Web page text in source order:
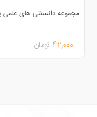
دانستنی های علمی پرندگان
42,000تومان